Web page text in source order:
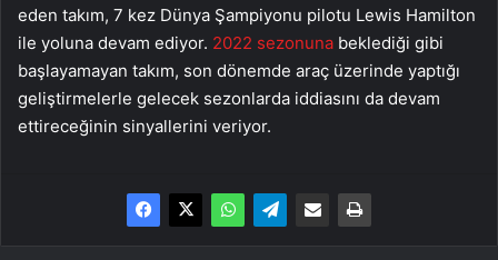
eden takım, 7 kez Dünya Şampiyonu pilotu Lewis Hamilton
ile yoluna devam ediyor. 2022 sezonuna beklediği gibi
başlayamayan takım, son dönemde araç üzerinde yaptığı
geliştirmelerle gelecek sezonlarda iddiasını da devam
ettireceğinin sinyallerini veriyor.